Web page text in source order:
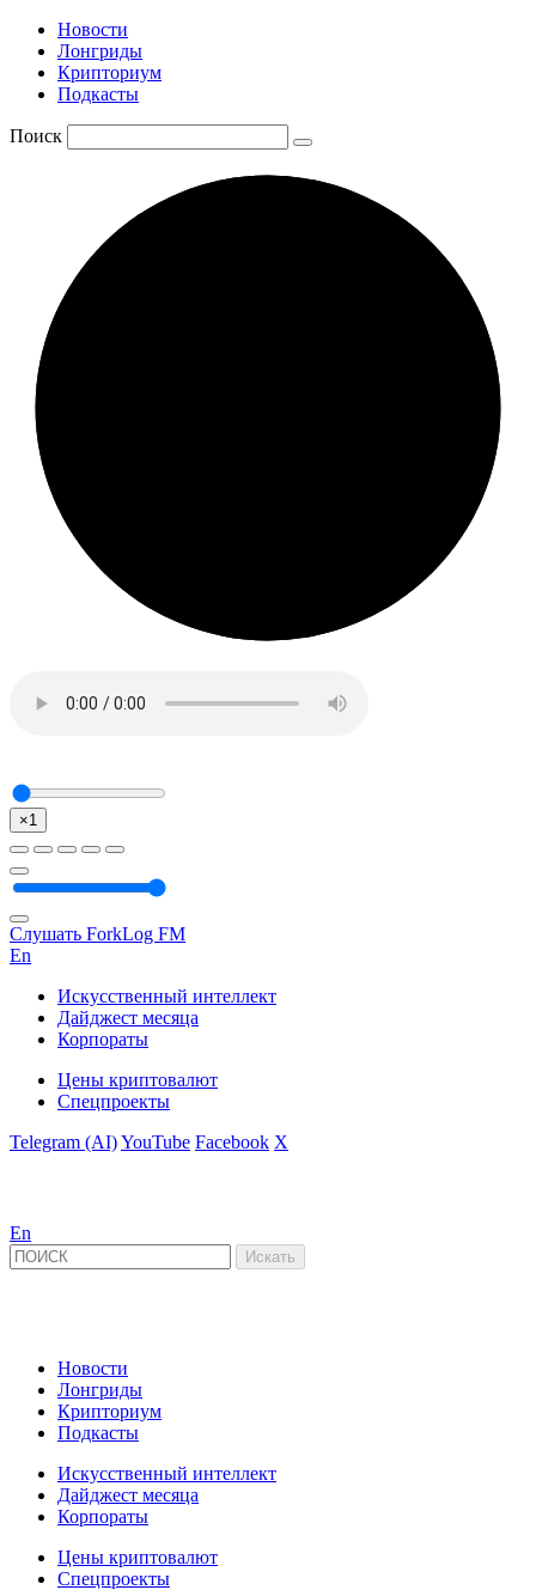
Новости
Лонгриды
Крипториум
Подкасты
Поиск
×1
Слушать ForkLog FM
En
Искусственный интеллект
Дайджест месяца
Корпораты
Цены криптовалют
Спецпроекты
Telegram (AI)YouTube Facebook X
En
Новости
Лонгриды
Крипториум
Подкасты
Искусственный интеллект
Дайджест месяца
Корпораты
Цены криптовалют
Спецпроекты